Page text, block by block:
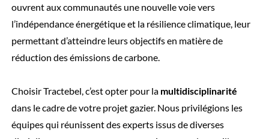
ouvrent aux communautés une nouvelle voie vers
l’indépendance énergétique et la résilience climatique, leur
permettant d’atteindre leurs objectifs en matière de
réduction des émissions de carbone.
Choisir Tractebel, c’est opter pour la multidisciplinarité
dans le cadre de votre projet gazier. Nous privilégions les
équipes qui réunissent des experts issus de diverses